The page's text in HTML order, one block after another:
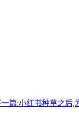
篇:小红书种草之后,